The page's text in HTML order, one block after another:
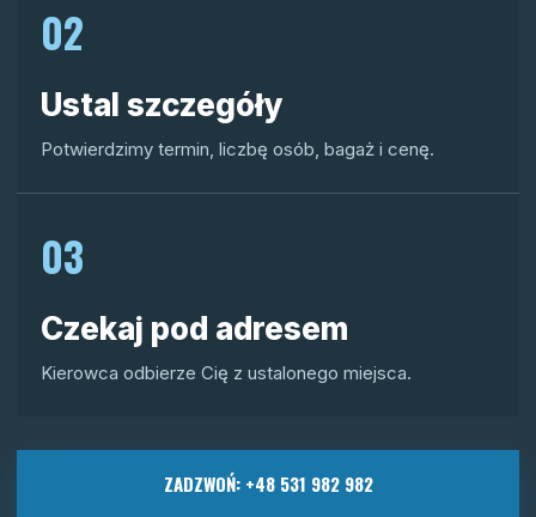
02
Ustal szczegóły
Potwierdzimy termin, liczbę osób, bagaż i cenę.
03
Czekaj pod adresem
Kierowca odbierze Cię z ustalonego miejsca.
ZADZWOŃ: +48 531 982 982